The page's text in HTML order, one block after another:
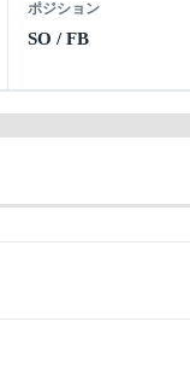
ポジション
SO / FB